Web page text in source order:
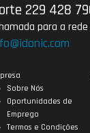
229 428
para a
Sobre Nós
Oportunidades de
Emprego
Termos e Condições